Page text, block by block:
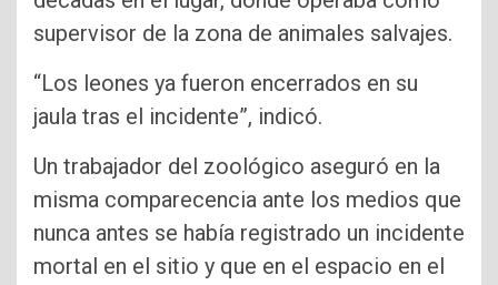
supervisor de la zona de animales salvajes.
“Los leones ya fueron encerrados en su
jaula tras el incidente”, indicó.
Un trabajador del zoológico aseguró en la
misma comparecencia ante los medios que
nunca antes se había registrado un incidente
mortal en el sitio y que en el espacio en el